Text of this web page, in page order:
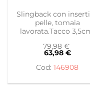
Questo prodotto
Slingback con
pelle, tomaia
lavorata.Tacco
79,98€
63,98 €
146908